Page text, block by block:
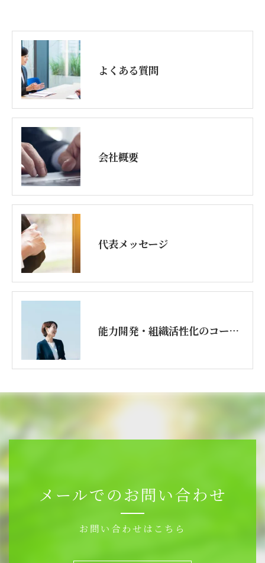
個人情報の開示･訂正･削除・利用停止の具体的手続
きにつきましては、お電話でお問合せ下さい。
よくある質問
会社概要
代表メッセージ
能力開発・組織活性化のコーチング
お問い合わせはこちら
メールでのお問い合わせ